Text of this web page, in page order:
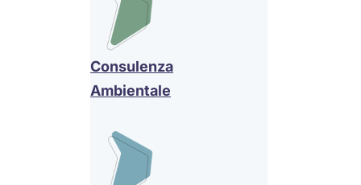
Consulenza
Ambientale